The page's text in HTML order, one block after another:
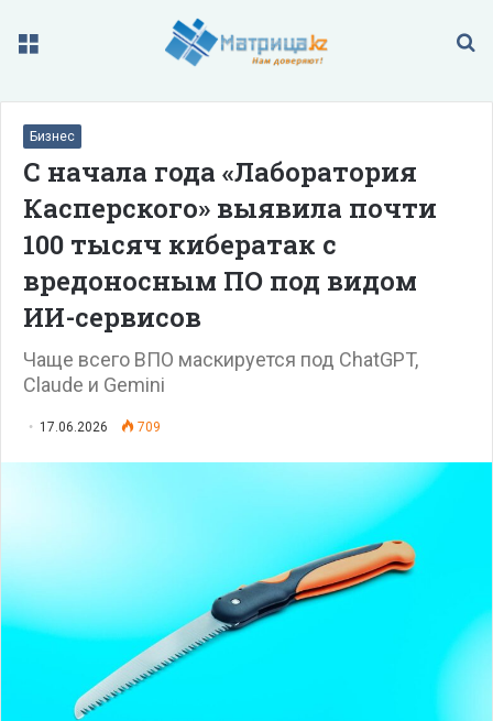
Меню
Бизнес
C начала года «Лаборатория
Касперского» выявила почти
100 тысяч кибератак с
вредоносным ПО под видом
ИИ-сервисов
Чаще всего ВПО маскируется под ChatGPT,
Claude и Gemini
17.06.2026 709